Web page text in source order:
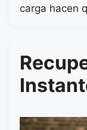
carga hacen